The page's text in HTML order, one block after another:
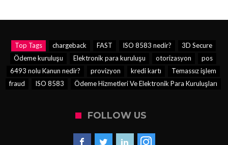
Top Tags chargeback FAST ISO 8583 nedir?
3D Secure
Ödeme kuruluşu
Elektronik para kuruluşu otorizasyon
pos
6493 nolu Kanun nedir?
provizyon kredi kartı
Temassız işlem
fraud
ISO 8583 Ödeme Hizmetleri Ve Elektronik Para Kuruluşları
FOLLOW US